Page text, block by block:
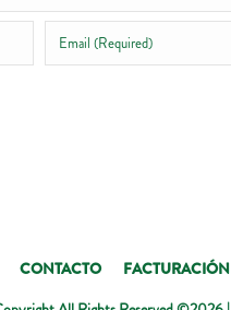
CONTACTO FACTURACIÓN